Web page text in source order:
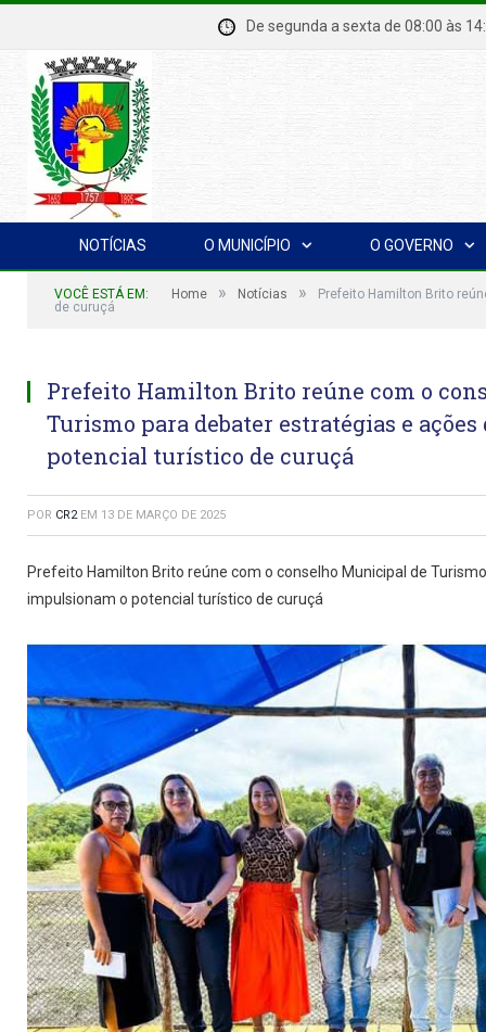
De segunda a sexta de 08:00
NOTÍCIAS O MUNICÍPIO O GOVERNO
VOCÊ ESTÁ EM: Home » Notícias »
Prefeito Hamilton Brito
de curuçá
Prefeito Hamilton Brito reúne com o
Turismo para debater estratégias e
potencial turístico de curuçá
POR CR2 EM 13 DE MARÇO DE 2025
Prefeito Hamilton Brito reúne com o conselho Municipal de
impulsionam o potencial turístico de curuçá